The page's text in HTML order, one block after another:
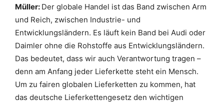
Müller: Der globale Handel ist das Band zwischen Arm
und Reich, zwischen Industrie- und
Entwicklungsländern. Es läuft kein Band bei Audi oder
Daimler ohne die Rohstoffe aus Entwicklungsländern.
Das bedeutet, dass wir auch Verantwortung tragen –
denn am Anfang jeder Lieferkette steht ein Mensch.
Um zu fairen globalen Lieferketten zu kommen, hat
das deutsche Lieferkettengesetz den wichtigen